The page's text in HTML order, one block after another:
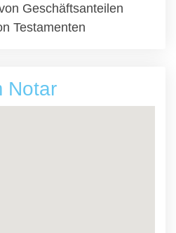
Geschäftsanteilen
Testamenten
Notar